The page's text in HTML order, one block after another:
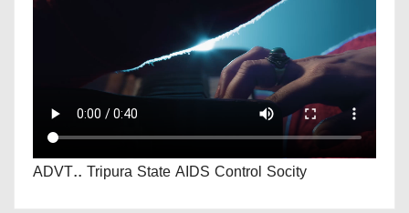
ADVT.. Tripura State AIDS Control Socity